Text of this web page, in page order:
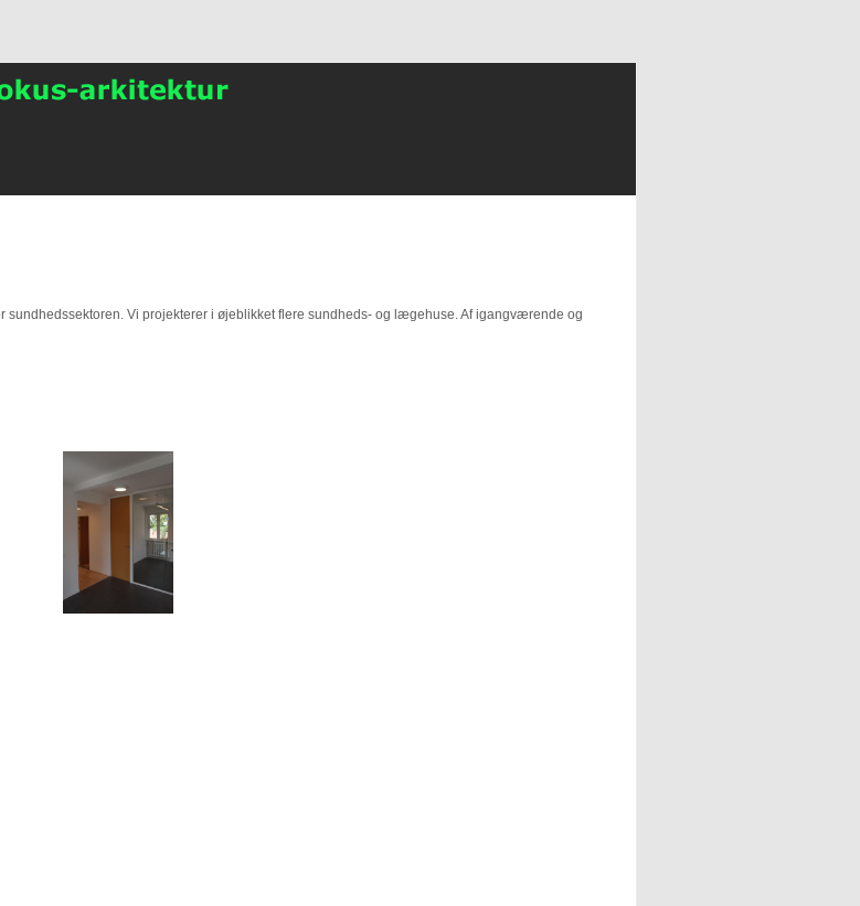
Vi projekterer i øjeblikket flere sundheds- og lægehuse. Af igangværende og